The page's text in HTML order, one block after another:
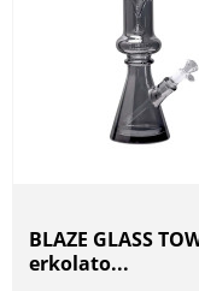
BLAZE GLASS
erkolato...